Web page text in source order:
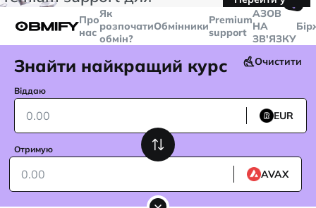
більше
Telegram
Про
нас
Як
розпочати
обмін?
ОбмінникиPremium
support
🤙
AЗОВ
НА
ЗВ'ЯЗКУ
Знайти найкращий курс Очистити
Віддаю
EUR
Отримую
AVAX